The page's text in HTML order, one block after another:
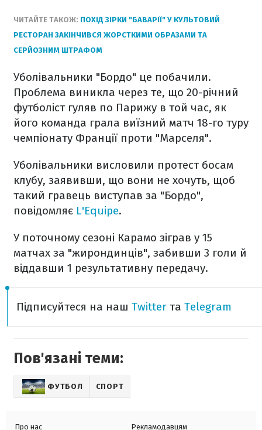
ЧИТАЙТЕ ТАКОЖ: ПОХІД ЗІРКИ "БАВАРІЇ" У КУЛЬТОВИЙ
РЕСТОРАН ЗАКІНЧИВСЯ ЖОРСТКИМИ ОБРАЗАМИ ТА
СЕРЙОЗНИМ ШТРАФОМ
Уболівальники "Бордо" це побачили.
Проблема виникла через те, що 20-річний
футболіст гуляв по Парижу в той час, як
його команда грала виїзний матч 18-го туру
чемпіонату Франції проти "Марселя".
Уболівальники висловили протест босам
клубу, заявивши, що вони не хочуть, щоб
такий гравець виступав за "Бордо",
повідомляє L'Equipe.
У поточному сезоні Карамо зіграв у 15
матчах за "жирондинців", забивши 3 голи й
віддавши 1 результативну передачу.
Підписуйтеся на наш Twitter та Telegram
Пов'язані теми:
ФУТБОЛ СПОРТ
Про нас Рекламодавцям